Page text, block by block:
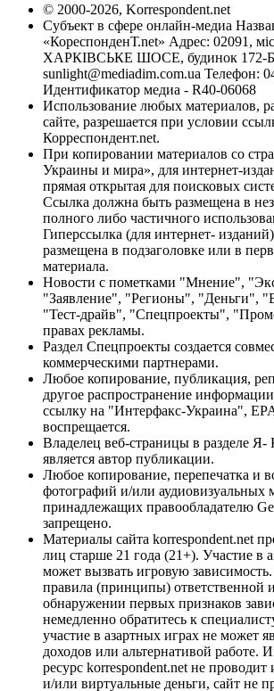
© 2000-2026, Korrespondent.net
Субъект в сфере онлайн-медиа
«КореспонденТ.net» Адрес: 02091,
ХАРКІВСЬКЕ ШОСЕ, будинок 172-Б,
sunlight@mediadim.com.ua Телефон:
Идентификатор медиа - R40-06068
Использование любых материалов,
сайте, разрешается при условии
Корреспондент.net.
При копировании материалов со
Украины и мира», для интернет-
прямая открытая для поисковых
Ссылка должна быть размещена в
полного либо частичного
Гиперссылка (для интернет-
размещена в подзаголовке или в
материала.
Новости с пометками "Мнение",
"Заявление", "Регионы", "Деньги",
"Тест-драйв", "Спецпроекты",
правах рекламы.
Раздел Спецпроекты создается
коммерческими партнерами.
Любое копирование, публикация,
другое распространение
ссылку на "Интерфакс-Украина",
воспрещается.
Владелец веб-страницы в разделе Я-
является автор публикации.
Любое копирование, перепечатка и
фотографий и/или аудиовизуальных
принадлежащих правообладателю
запрещено.
Материалы сайта korrespondent.net
лиц старше 21 года (21+). Участие в
может вызвать игровую
правила (принципы) ответственной
обнаружении первых признаков
немедленно обратитесь к
участие в азартных играх не может
доходов или альтернативой
ресурс korrespondent.net не
и/или виртуальные деньги, сайт не